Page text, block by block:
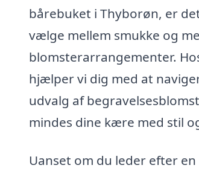
bårebuket i Thyborøn, er
vælge mellem smukke og
blomsterarrangementer.
hjælper vi dig med at
udvalg af
mindes dine kære med stil
Uanset om du leder efter